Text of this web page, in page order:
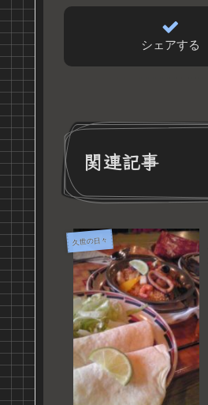
シェアする
関連記事
久世の日々